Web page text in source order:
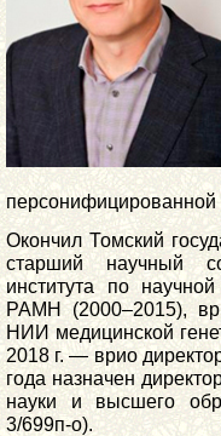
Окончил Томский
старший научный
института по
РАМН (2000–2015),
НИИ медицинской
2018 г. — врио
года назначен
науки и высшего
3/699п-о).